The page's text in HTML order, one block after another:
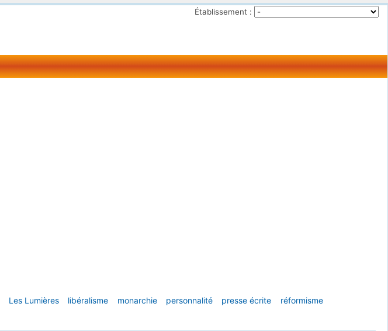
Établissement :
Les Lumières libéralisme monarchie personnalité presse écrite réformisme